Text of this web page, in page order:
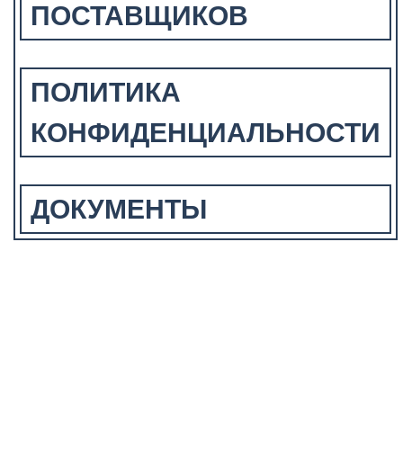
ПОСТАВЩИКОВ
ПОЛИТИКА
КОНФИДЕНЦИАЛЬНОСТИ
ДОКУМЕНТЫ